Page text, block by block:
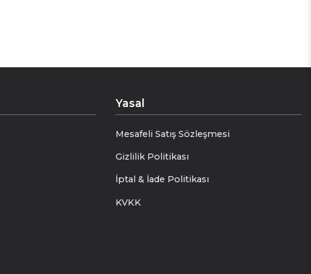
Yasal
Mesafeli Satış Sözleşmesi
Gizlilik Politikası
İptal & İade Politikası
KVKK